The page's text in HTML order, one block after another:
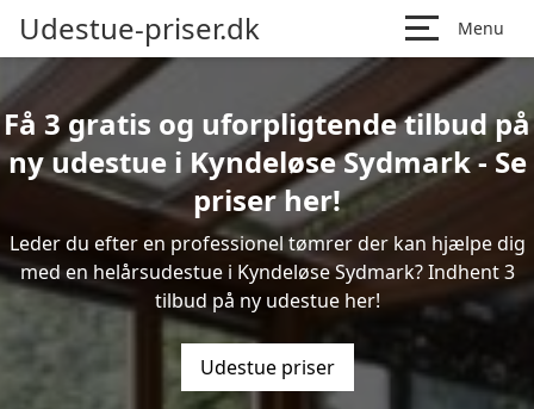
Udestue-priser.dk Menu
Få 3 gratis og uforpligtende tilbud på
ny udestue i Kyndeløse Sydmark - Se
priser her!
Leder du efter en professionel tømrer der kan hjælpe dig
med en helårsudestue i Kyndeløse Sydmark? Indhent 3
tilbud på ny udestue her!
Udestue priser